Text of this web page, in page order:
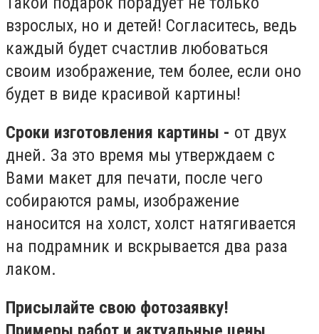
взрослых, но и детей! Согласитесь, ведь
каждый будет счастлив любоваться
своим изображение, тем более, если оно
будет в виде красивой картины!
Сроки изготовления картины - от двух
дней. За это время мы утверждаем с
Вами макет для печати, после чего
собираются рамы, изображение
наносится на холст, холст натягивается
на подрамник и вскрывается два раза
лаком.
Присылайте свою фотозаявку!